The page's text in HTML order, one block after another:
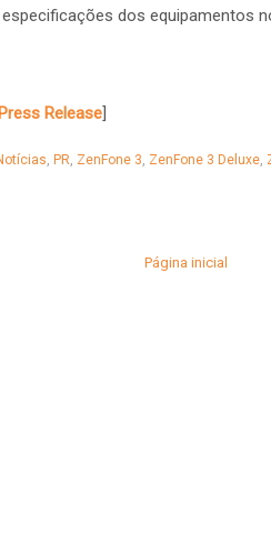
dos equipamentos
Release]
, PR, ZenFone 3, ZenFone 3 Deluxe,
Página inicial